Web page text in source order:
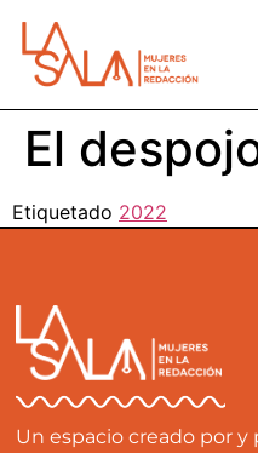
El
Etiquetado 2022
Un espacio creado por y